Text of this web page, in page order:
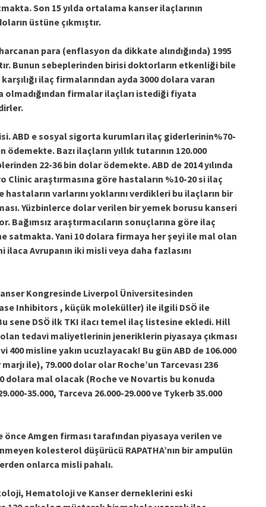
Son 15 yılda ortalama kanser ilaçlarının
üstüne çıkmıştır.
para (enflasyon da dikkate alındığında) 1995
Bunun sebeplerinden birisi doktorların etkenliği bile
ilaç firmalarından ayda 3000 dolara varan
olmadığından firmalar ilaçları istediği fiyata
ABD e sosyal sigorta kurumları ilaç giderlerinin%70-
Bazı ilaçların yıllık tutarının 120.000
22-36 bin dolar ödemekte. ABD de 2014 yılında
araştırmasına göre hastaların %10-20 si ilaç
varlarını yoklarını verdikleri bu ilaçların bir
Yüzbinlerce dolar verilen bir yemek borusu kanseri
Bağımsız araştırmacıların sonuçlarına göre ilaç
satmakta. Yani 10 dolara firmaya her şeyi ile mal olan
Avrupanın iki misli veya daha fazlasını
Kongresinde Liverpol Üniversitesinden
Inhibitors , küçük moleküller) ile ilgili DSÖ ile
sene DSÖ ilk TKI ilacı temel ilaç listesine ekledi. Hill
tedavi maliyetlerinin jeneriklerin piyasaya çıkması
misline yakın ucuzlayacak! Bu gün ABD de 106.000
ile), 79.000 dolar olar Roche’un Tarcevası 236
dolara mal olacak (Roche ve Novartis bu konuda
35.000, Tarceva 26.000-29.000 ve Tykerb 35.000
önce Amgen firması tarafından piyasaya verilen ve
kolesterol düşürücü RAPATHA’nın bir ampulün
onlarca misli pahalı.
Hematoloji ve Kanser derneklerini eski